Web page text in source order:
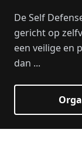
De Self
gericht op
een veilige en
dan ...